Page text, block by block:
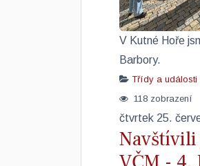
​V Kutné Hoře
Barbory.
Třídy a události
118 zobrazení
čtvrtek 25.
Navštívili